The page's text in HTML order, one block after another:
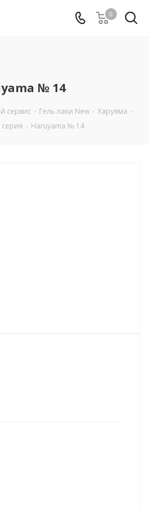
0
№ 14
сервис - Гель лаки New - Харуяма -
серия - Haruyama № 14